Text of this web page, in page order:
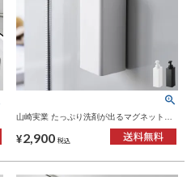
山崎実業 たっぷり洗剤が出るマグネットデ
グッズ・タワーシリーズ
¥2,900 税込